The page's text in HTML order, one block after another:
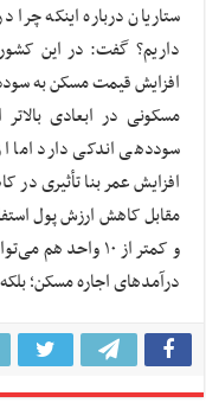
ستاریان درباره اینکه
داریم؟ گفت: در این
افزایش قیمت مسکن به
مسکونی در ابعادی
سوددهی اندکی دارد اما
افزایش عمر بنا تأثیری
مقابل کاهش ارزش پول
و کمتر از ۱۰
درآمدهای اجاره مسکن؛